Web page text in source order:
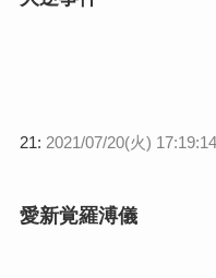
21: 2021/07/20(火)
愛新覚羅溥儀